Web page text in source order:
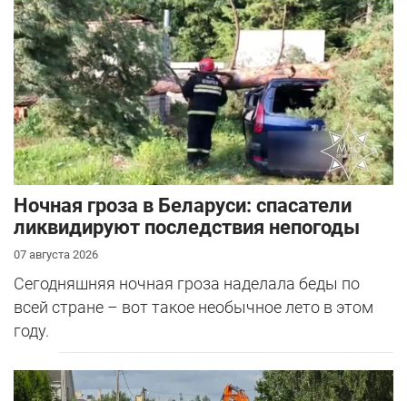
Ночная гроза в Беларуси: спасатели
ликвидируют последствия непогоды
07 августа 2026
Сегодняшняя ночная гроза наделала беды по
всей стране – вот такое необычное лето в этом
году.